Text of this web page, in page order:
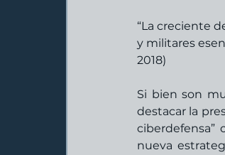
“La creciente
y militares
2018)
Si bien son
destacar la
ciberdefensa”
nueva